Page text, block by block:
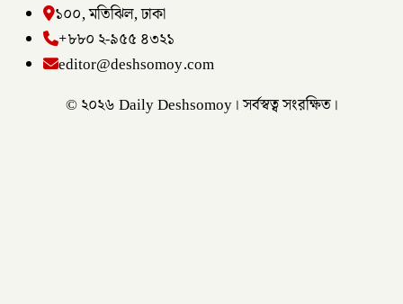
১০০, মতিঝিল, ঢাকা
+৮৮০ ২-৯৫৫ ৪৩২১
editor@deshsomoy.com
© ২০২৬ Daily Deshsomoy। সর্বস্বত্ব সংরক্ষিত।